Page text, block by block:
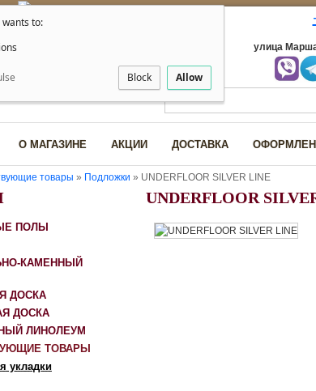
to:
Block Allow
улица
О МАГАЗИНЕ АКЦИИ ДОСТАВКА
товары » Подложки » UNDERFLOOR SILVER LINE
ПОЛЫ
КАМЕННЫЙ
ДОСКА
ДОСКА
ЛИНОЛЕУМ
ТОВАРЫ
укладки
UNDERFLOOR